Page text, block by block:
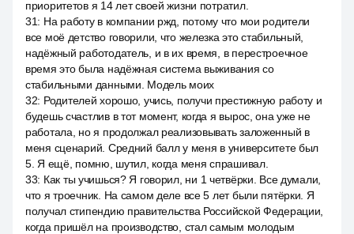
приоритетов я 14 лет своей жизни потратил.
31: На работу в компании ржд, потому что мои родители
все моё детство говорили, что железка это стабильный,
надёжный работодатель, и в их время, в перестроечное
время это была надёжная система выживания со
стабильными данными. Модель моих
32: Родителей хорошо, учись, получи престижную работу и
будешь счастлив в тот момент, когда я вырос, она уже не
работала, но я продолжал реализовывать заложенный в
меня сценарий. Средний балл у меня в университете был
5. Я ещё, помню, шутил, когда меня спрашивал.
33: Как ты учишься? Я говорил, ни 1 четвёрки. Все думали,
что я троечник. На самом деле все 5 лет были пятёрки. Я
получал стипендию правительства Российской Федерации,
когда пришёл на производство, стал самым молодым